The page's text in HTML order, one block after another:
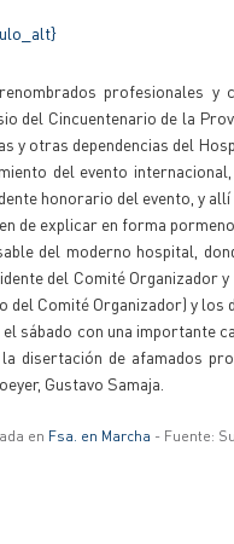
profesionales y
del Cincuentenario de la
y otras dependencias del
del evento
honorario del evento, y
de explicar en forma
del moderno hospital,
del Comité
Comité Organizador) y los
sábado con una importante
disertación de afamados
Gustavo Samaja.
en Fsa. en Marcha - Fuente: